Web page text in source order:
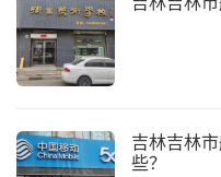
吉林吉林
些？